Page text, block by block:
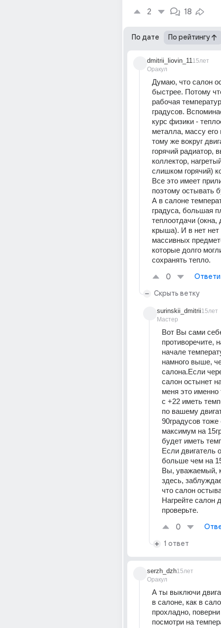
2 18
По дате По рейтингу
dmitrii_liovin_11
Оракул
15лет
Думаю, что салон
быстрее. Потому
рабочая
градусов.
курс физики -
металла, массу его
тому же вокруг
горячий радиатор,
коллектор,
слишком горячий)
Все это имеет
поэтому остывать
А в салоне
градуса, большая
теплоотдачи (окна,
крыша). И в нет нет
массивных
которые долго
сохранять тепло.
0
Скрыть ветку
surinskii_dmitrii
Мастер
15лет
Вот Вы сами
противоречите,
начале
намного выше,
салона.Если
салон остынет
меня это именно
с +22 иметь
по вашему
90градусов тоже
максимум на
Если двигатель
больше чем на
Вы, уважаемый,
здесь,
что салон
Нагрейте салон
проверьте.
0
1 ответ
serzh_dzh
Оракул
15лет
А ты выключи
в салоне, как в
прохладно,
посмотри на